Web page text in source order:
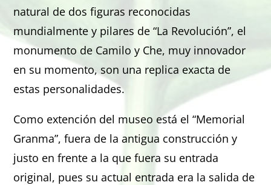
natural de dos figuras reconocidas
mundialmente y pilares de “La Revolución”, el
monumento de Camilo y Che, muy innovador
en su momento, son una replica exacta de
estas personalidades.
Como extención del museo está el “Memorial
Granma”, fuera de la antigua construcción y
justo en frente a la que fuera su entrada
original, pues su actual entrada era la salida de